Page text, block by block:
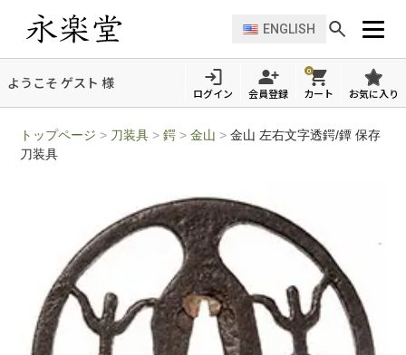
ENGLISH
ようこそ ゲスト 様
ログイン 会員登録
0
カート お気に入り
トップページ > 刀装具 >鍔 >金山 >金山 左右文字透鍔/鐔 保存
刀装具